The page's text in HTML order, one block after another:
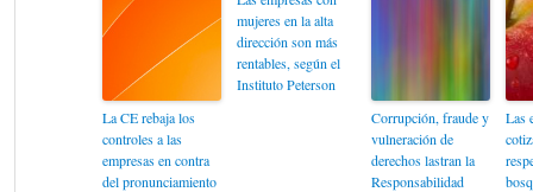
La CE rebaja los
controles a las
empresas en contra
del pronunciamiento
mujeres en la alta
dirección son más
rentables, según el
Instituto Peterson
Corrupción, fraude y
vulneración de
derechos lastran la
Responsabilidad
Las